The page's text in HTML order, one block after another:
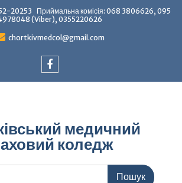
20253 Приймальна комісія: 068 3806626, 095
(Viber), 0355220626
chortkivmedcol@gmail.com
медичний
коледж